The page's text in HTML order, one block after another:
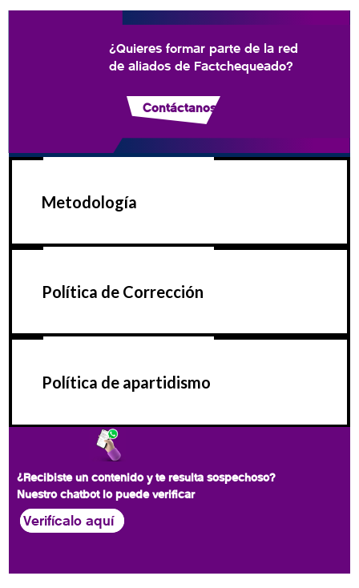
¿Quieres formar parte de la red
de aliados de Factchequeado?
Contáctanos
Metodología
Política de Corrección
Política de apartidismo
¿Recibiste un contenido y te resulta sospechoso?
Nuestro chatbot lo puede verificar
Verifícalo aquí